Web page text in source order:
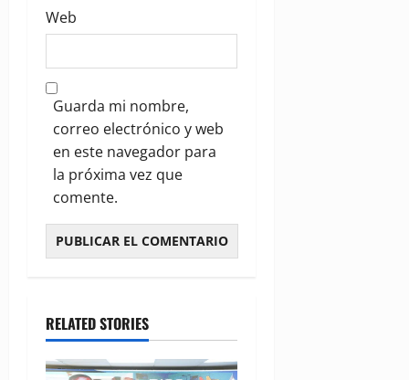
Web
Guarda mi nombre,
correo electrónico y web
en este navegador para
la próxima vez que
comente.
RELATED STORIES